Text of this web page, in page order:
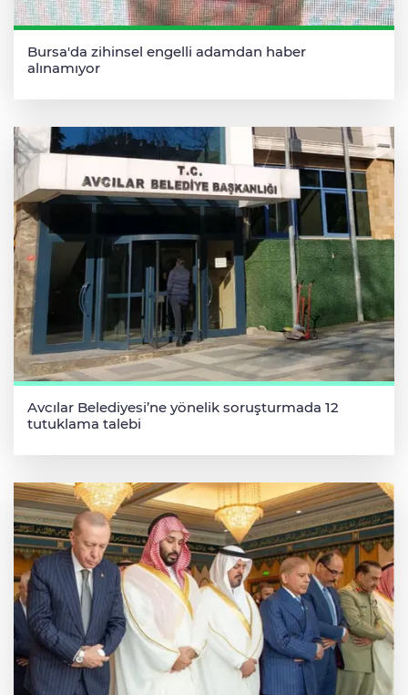
Bursa'da zihinsel engelli adamdan haber
alınamıyor
Avcılar Belediyesi’ne yönelik soruşturmada 12
tutuklama talebi